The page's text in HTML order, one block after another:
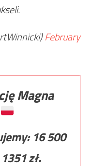
February
Magna
16 500
1351zł.